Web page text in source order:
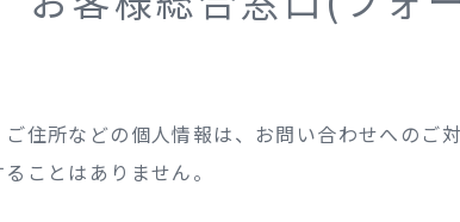
住所などの個人情報は、お問い合わせへのご
ことはありません。